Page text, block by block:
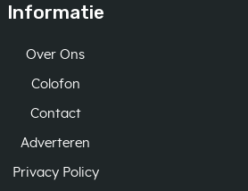
Informatie
Over Ons
Colofon
Contact
Adverteren
Privacy Policy